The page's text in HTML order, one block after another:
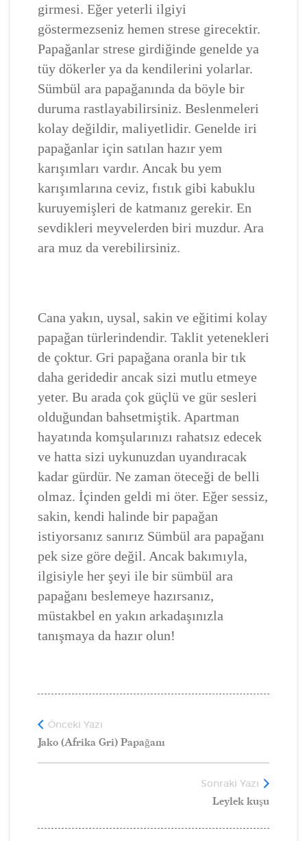
girmesi. Eğer yeterli ilgiyi
göstermezseniz hemen strese girecektir.
Papağanlar strese girdiğinde genelde ya
tüy dökerler ya da kendilerini yolarlar.
Sümbül ara papağanında da böyle bir
duruma rastlayabilirsiniz. Beslenmeleri
kolay değildir, maliyetlidir. Genelde iri
papağanlar için satılan hazır yem
karışımları vardır. Ancak bu yem
karışımlarına ceviz, fıstık gibi kabuklu
kuruyemişleri de katmanız gerekir. En
sevdikleri meyvelerden biri muzdur. Ara
ara muz da verebilirsiniz.
Cana yakın, uysal, sakin ve eğitimi kolay
papağan türlerindendir. Taklit yetenekleri
de çoktur. Gri papağana oranla bir tık
daha geridedir ancak sizi mutlu etmeye
yeter. Bu arada çok güçlü ve gür sesleri
olduğundan bahsetmiştik. Apartman
hayatında komşularınızı rahatsız edecek
ve hatta sizi uykunuzdan uyandıracak
kadar gürdür. Ne zaman öteceği de belli
olmaz. İçinden geldi mi öter. Eğer sessiz,
sakin, kendi halinde bir papağan
istiyorsanız sanırız Sümbül ara papağanı
pek size göre değil. Ancak bakımıyla,
ilgisiyle her şeyi ile bir sümbül ara
papağanı beslemeye hazırsanız,
müstakbel en yakın arkadaşınızla
tanışmaya da hazır olun!
Önceki Yazı
Jako (Afrika Gri) Papağanı
Sonraki Yazı
Leylek kuşu